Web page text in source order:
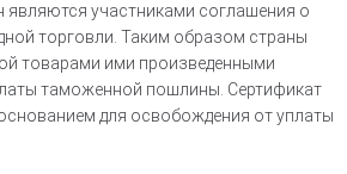
являются участниками соглашения о
торговли. Таким образом страны
товарами ими произведенными
таможенной пошлины. Сертификат
для освобождения от уплаты